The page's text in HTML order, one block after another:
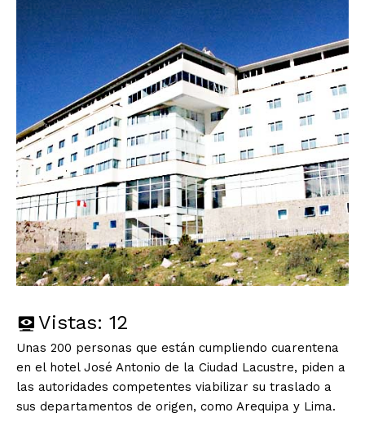
Vistas: 12
Unas 200 personas que están cumpliendo cuarentena
en el hotel José Antonio de la Ciudad Lacustre, piden a
las autoridades competentes viabilizar su traslado a
sus departamentos de origen, como Arequipa y Lima.